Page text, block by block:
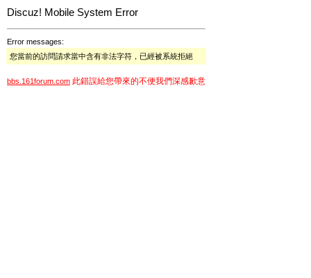
Discuz! Mobile System Error
Error messages:
您當前的訪問請求當中含有非法字符，已經被系統拒絕
bbs.161forum.com 此錯誤給您帶來的不便我們深感歉意